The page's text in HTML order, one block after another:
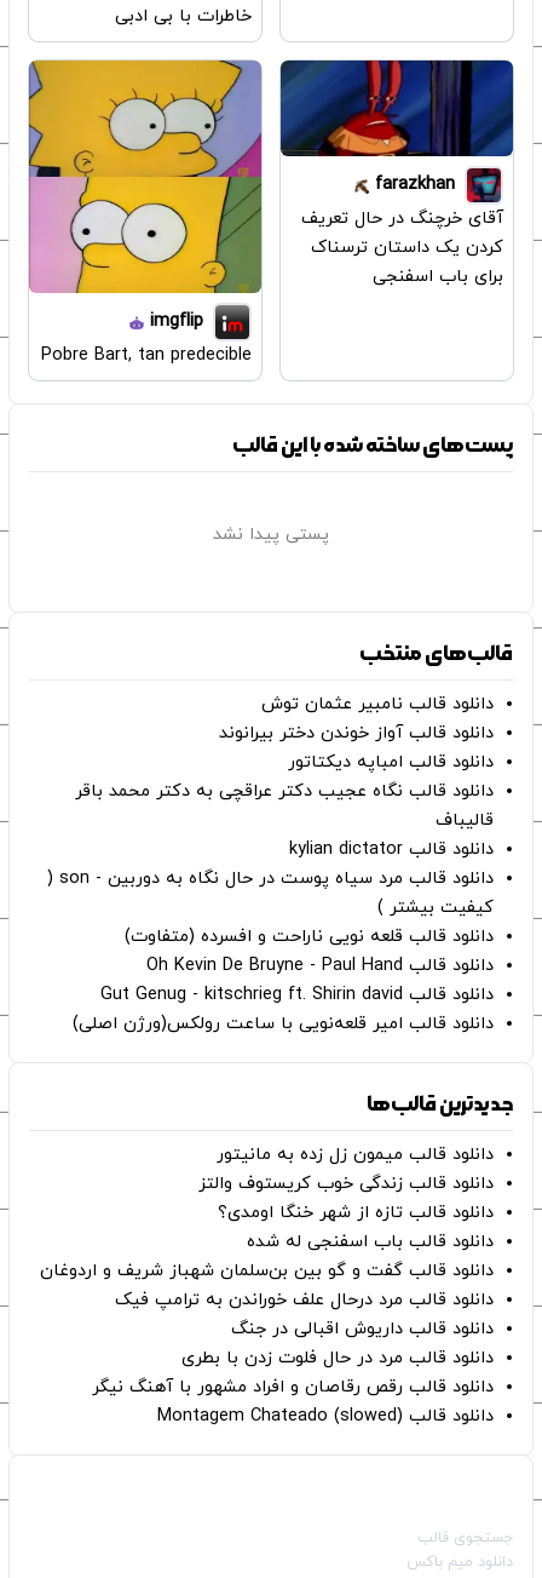
خاطرات با بی ادبی
farazkhan
آقای خرچنگ در حال تعریف
کردن یک داستان ترسناک
برای باب اسفنجی
imgflip
Pobre Bart, tan predecible
پست‌های ساخته شده با این قالب
پستی پیدا نشد
قالب‌های منتخب
دانلود قالب نامبیر عثمان ‌توش
دانلود قالب آواز خوندن دختر بیرانوند
دانلود قالب امباپه دیکتاتور
دانلود قالب نگاه عجیب دکتر عراقچی به دکتر محمد باقر
قالیباف
دانلود قالب kylian dictator
دانلود قالب مرد سیاه پوست در حال نگاه به دوربین - son (
کیفیت بیشتر )
دانلود قالب قلعه نویی ناراحت و افسرده (متفاوت)
دانلود قالب Oh Kevin De Bruyne - Paul Hand
دانلود قالب Gut Genug - kitschrieg ft. Shirin david
دانلود قالب امیر قلعه‌نویی با ساعت رولکس(ورژن اصلی)
جدیدترین قالب‌ها
دانلود قالب میمون زل زده به مانیتور
دانلود قالب زندگی خوب کریستوف والتز
دانلود قالب تازه از شهر خنگا اومدی؟
دانلود قالب باب اسفنجی له شده
دانلود قالب گفت و گو بین بن‌سلمان شهباز شریف و اردوغان
دانلود قالب مرد درحال علف خوراندن به ترامپ فیک
دانلود قالب داریوش اقبالی در جنگ
دانلود قالب مرد در حال فلوت زدن با بطری
دانلود قالب رقص رقاصان و افراد مشهور با آهنگ نیگر
دانلود قالب Montagem Chateado (slowed)
جستجوی قالب
دانلود میم باکس